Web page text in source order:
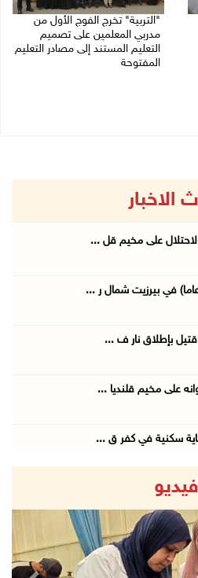
"التربية" تخرج الفوج الأول من
مدربي المعلمين على تصميم
التعليم المستند إلى مصادر التعليم
المفتوحة
الاخبار
على مخيم قل ...
قتيل بإطلاق نار ف ...
على مخيم قلنديا ...
سكنية في كفر ق ...
ويقتحم بلدا ...فيديو